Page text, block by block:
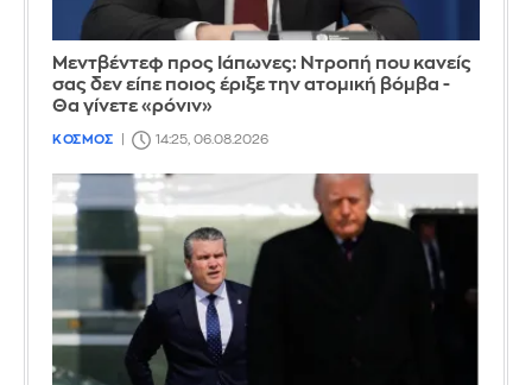
Μεντβέντεφ προς Ιάπωνες: Ντροπή που κανείς
σας δεν είπε ποιος έριξε την ατομική βόμβα -
Θα γίνετε «ρόνιν»
ΚΟΣΜΟΣ 14:25, 06.08.2026